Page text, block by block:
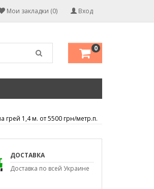
Вход
Мои закладки (0)
0
1,4 м. от 5500 грн/метр.п.
ДОСТАВКА
Доставка по всей Украине